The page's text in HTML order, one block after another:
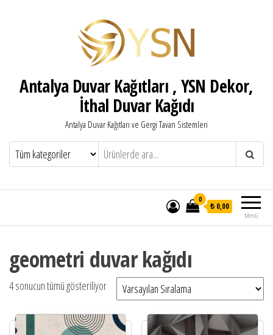
Antalya Duvar Kağıtları , YSN Dekor,
İthal Duvar Kağıdı
Antalya Duvar Kağıtları ve Gergi Tavan Sistemleri
Menü
0
₺ 0,00
geometri duvar kağıdı
4 sonucun tümü gösteriliyor